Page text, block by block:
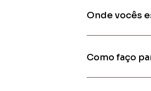
Onde vocês
Como faço